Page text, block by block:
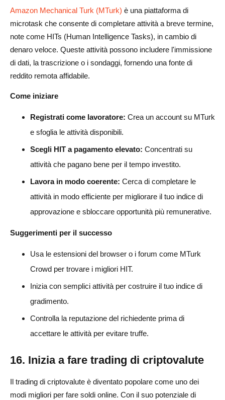
Amazon Mechanical Turk (MTurk) è una piattaforma di
microtask che consente di completare attività a breve termine,
note come HITs (Human Intelligence Tasks), in cambio di
denaro veloce. Queste attività possono includere l'immissione
di dati, la trascrizione o i sondaggi, fornendo una fonte di
reddito remota affidabile.
Come iniziare
Registrati come lavoratore: Crea un account su MTurk
e sfoglia le attività disponibili.
Scegli HIT a pagamento elevato: Concentrati su
attività che pagano bene per il tempo investito.
Lavora in modo coerente: Cerca di completare le
attività in modo efficiente per migliorare il tuo indice di
approvazione e sbloccare opportunità più remunerative.
Suggerimenti per il successo
Usa le estensioni del browser o i forum come MTurk
Crowd per trovare i migliori HIT.
Inizia con semplici attività per costruire il tuo indice di
gradimento.
Controlla la reputazione del richiedente prima di
accettare le attività per evitare truffe.
16. Inizia a fare trading di criptovalute
Il trading di criptovalute è diventato popolare come uno dei
modi migliori per fare soldi online. Con il suo potenziale di